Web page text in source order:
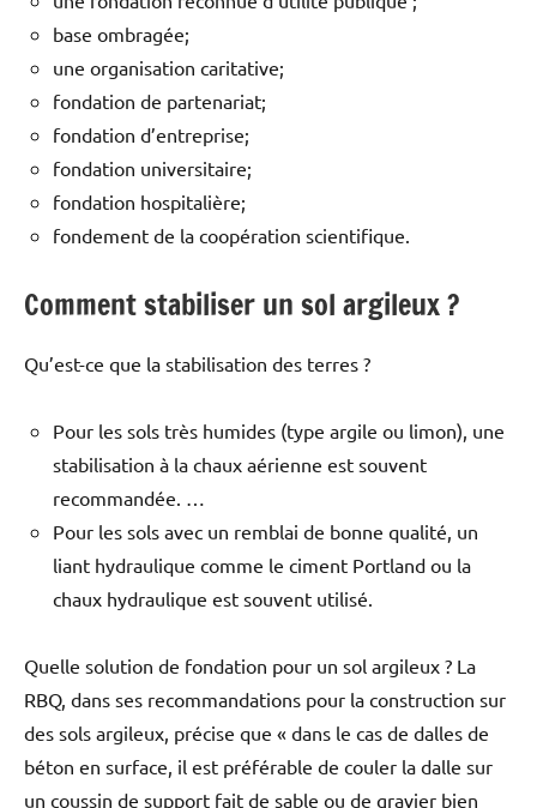
base ombragée;
une organisation caritative;
fondation de partenariat;
fondation d’entreprise;
fondation universitaire;
fondation hospitalière;
fondement de la coopération scientifique.
Comment stabiliser un sol argileux ?
Qu’est-ce que la stabilisation des terres ?
Pour les sols très humides (type argile ou limon), une
stabilisation à la chaux aérienne est souvent
recommandée. …
Pour les sols avec un remblai de bonne qualité, un
liant hydraulique comme le ciment Portland ou la
chaux hydraulique est souvent utilisé.
Quelle solution de fondation pour un sol argileux ? La
RBQ, dans ses recommandations pour la construction sur
des sols argileux, précise que « dans le cas de dalles de
béton en surface, il est préférable de couler la dalle sur
un coussin de support fait de sable ou de gravier bien